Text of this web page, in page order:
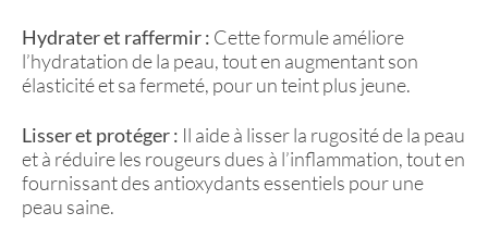
Hydrater et raffermir : Cette formule améliore
l’hydratation de la peau, tout en augmentant son
élasticité et sa fermeté, pour un teint plus jeune.
Lisser et protéger : Il aide à lisser la rugosité de la peau
et à réduire les rougeurs dues à l’inflammation, tout en
fournissant des antioxydants essentiels pour une
peau saine.